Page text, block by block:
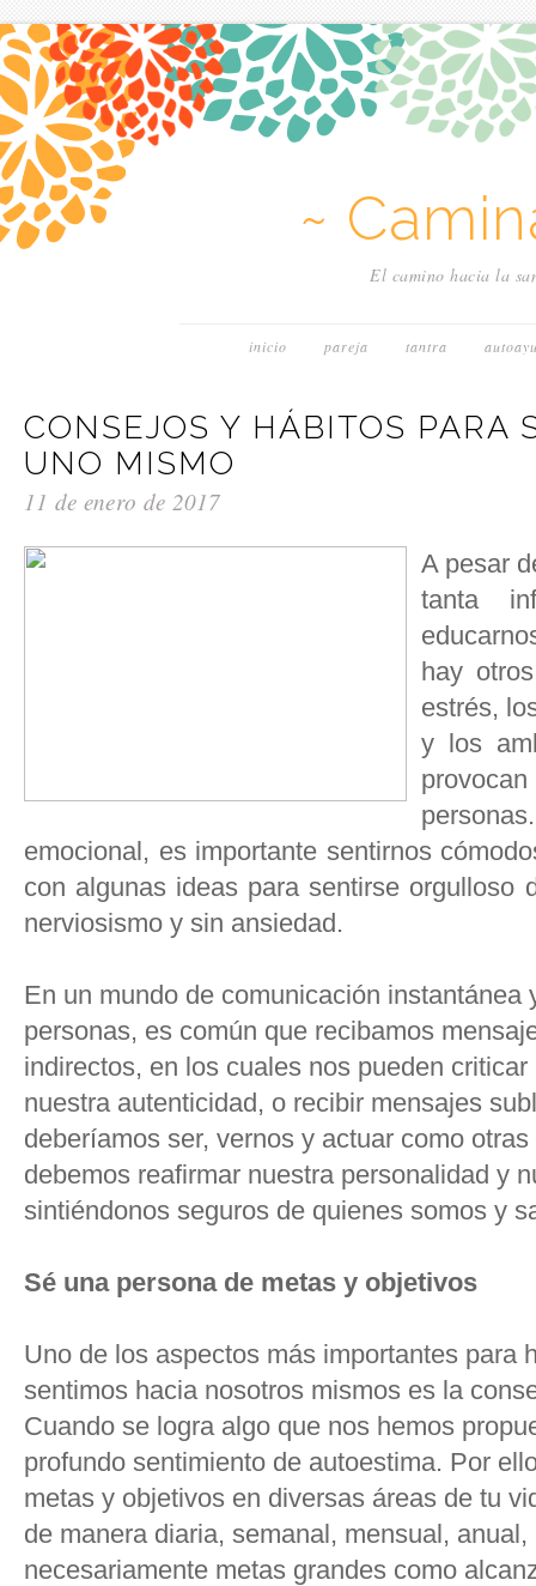
~
El camino hacia la
inicio pareja tantra
CONSEJOS Y HÁBITOS PARA
UNO MISMO
11 de enero de 2017
A pesar
tanta
hay
estrés,
y los
emocional, es importante sentirnos
con algunas ideas para sentirse orgulloso
nerviosismo y sin ansiedad.
En un mundo de comunicación instantánea
personas, es común que recibamos
indirectos, en los cuales nos pueden
nuestra autenticidad, o recibir mensajes
deberíamos ser, vernos y actuar como
debemos reafirmar nuestra personalidad y
sintiéndonos seguros de quienes somos y
Sé una persona de metas y objetivos
Uno de los aspectos más importantes para
sentimos hacia nosotros mismos es la
Cuando se logra algo que nos hemos
profundo sentimiento de autoestima. Por
metas y objetivos en diversas áreas de tu
de manera diaria, semanal, mensual,
necesariamente metas grandes como